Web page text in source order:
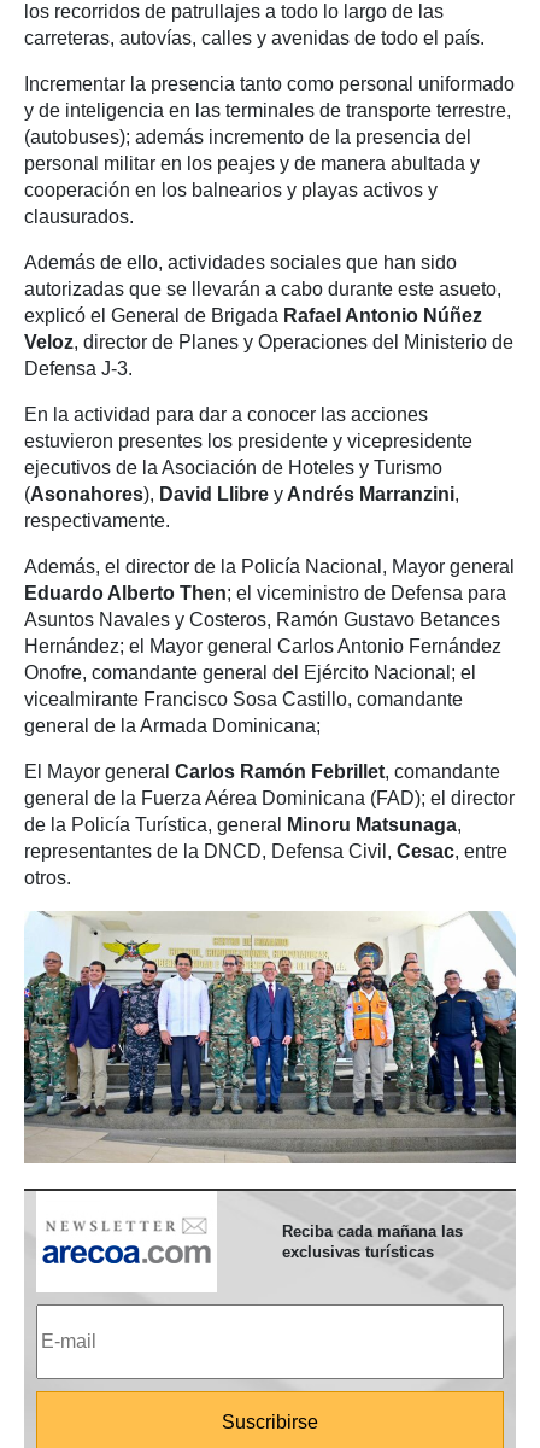
los recorridos de patrullajes a todo lo largo de las
carreteras, autovías, calles y avenidas de todo el país.
Incrementar la presencia tanto como personal uniformado
y de inteligencia en las terminales de transporte terrestre,
(autobuses); además incremento de la presencia del
personal militar en los peajes y de manera abultada y
cooperación en los balnearios y playas activos y
clausurados.
Además de ello, actividades sociales que han sido
autorizadas que se llevarán a cabo durante este asueto,
explicó el General de Brigada Rafael Antonio Núñez
Veloz, director de Planes y Operaciones del Ministerio de
Defensa J-3.
En la actividad para dar a conocer las acciones
estuvieron presentes los presidente y vicepresidente
ejecutivos de la Asociación de Hoteles y Turismo
(Asonahores), David Llibre y Andrés Marranzini,
respectivamente.
Además, el director de la Policía Nacional, Mayor general
Eduardo Alberto Then; el viceministro de Defensa para
Asuntos Navales y Costeros, Ramón Gustavo Betances
Hernández; el Mayor general Carlos Antonio Fernández
Onofre, comandante general del Ejército Nacional; el
vicealmirante Francisco Sosa Castillo, comandante
general de la Armada Dominicana;
El Mayor general Carlos Ramón Febrillet, comandante
general de la Fuerza Aérea Dominicana (FAD); el director
de la Policía Turística, general
Minoru Matsunaga,
representantes de la DNCD, Defensa Civil, Cesac, entre
otros.
Reciba cada mañana las
exclusivas turísticas